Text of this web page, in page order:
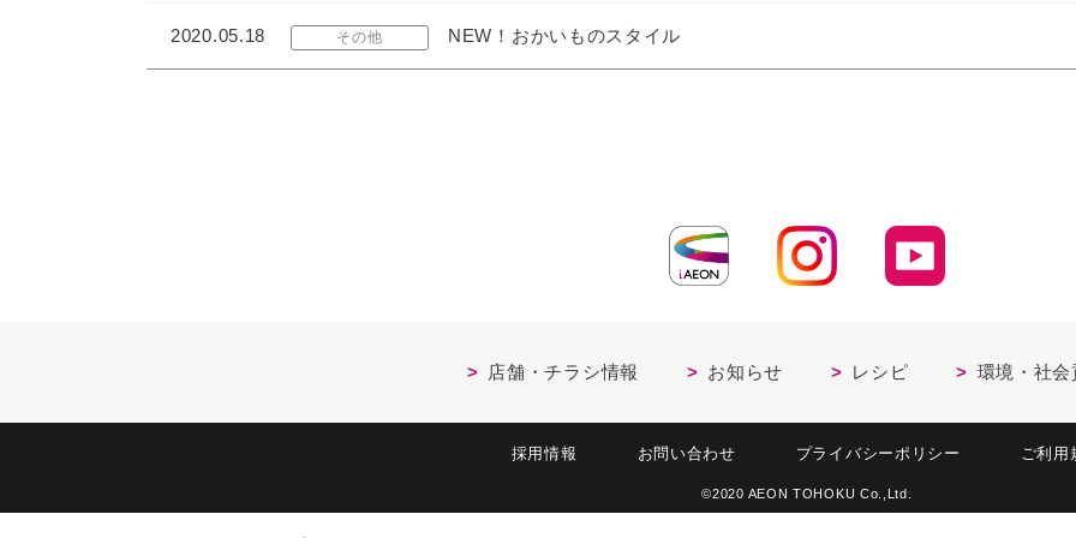
2020.05.18 その他 NEW！おかいものスタイル
店舗・チラシ情報 お知らせ レシピ 環境・社会
採用情報 お問い合わせ プライバシーポリシー ご利用
©2020 AEON TOHOKU Co.,Ltd.